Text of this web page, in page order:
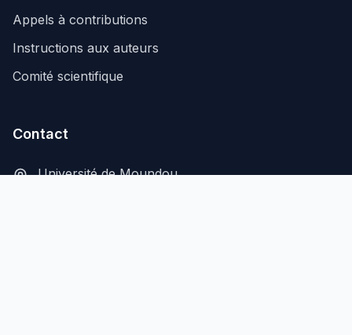
Appels à contributions
Instructions aux auteurs
Comité scientifique
Contact
Université de Moundou